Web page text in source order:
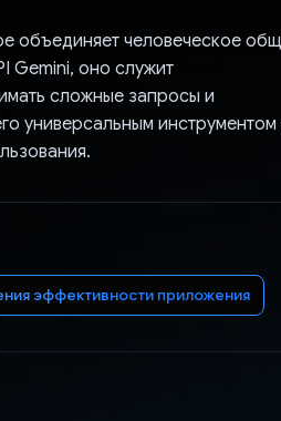
объединяет человеческое
Gemini, оно служит
сложные запросы и
универсальным инструментом
эффективности приложения